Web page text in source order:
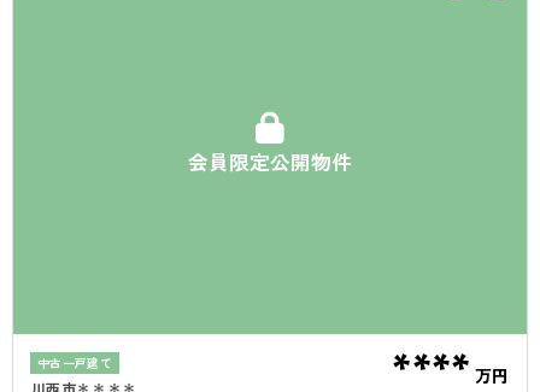
会員限定公開物件
中古一戸建て
川西市＊＊＊＊ **** 万円